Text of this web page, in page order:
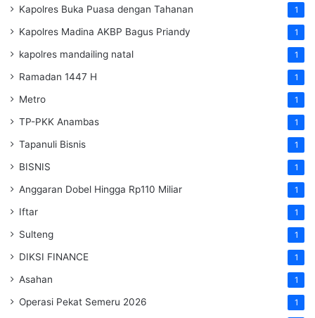
Kapolres Buka Puasa dengan Tahanan 1
Kapolres Madina AKBP Bagus Priandy 1
kapolres mandailing natal 1
Ramadan 1447 H 1
Metro 1
TP-PKK Anambas 1
Tapanuli Bisnis 1
BISNIS 1
Anggaran Dobel Hingga Rp110 Miliar 1
Iftar 1
Sulteng 1
DIKSI FINANCE 1
Asahan 1
Operasi Pekat Semeru 2026 1